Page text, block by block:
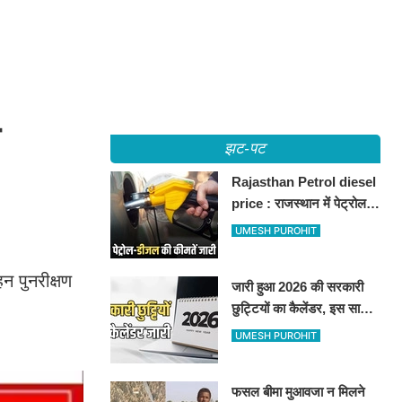
पुनरीक्षण
झट-पट
Rajasthan Petrol diesel
price : राजस्थान में पेट्रोल-
डीजल की कीमतें जारी, जानिए
UMESH PUROHIT
जारी हुआ 2026 की सरकारी
छुट्टियों का कैलेंडर, इस साल
कई बार मिलेगा लगातार
UMESH PUROHIT
फसल बीमा मुआवजा न मिलने